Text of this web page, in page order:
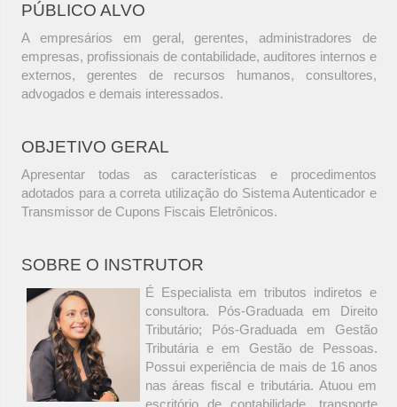
PÚBLICO ALVO
A empresários em geral, gerentes, administradores de
empresas, profissionais de contabilidade, auditores internos e
externos, gerentes de recursos humanos, consultores,
advogados e demais interessados.
OBJETIVO GERAL
Apresentar todas as características e procedimentos
adotados para a correta utilização do Sistema Autenticador e
Transmissor de Cupons Fiscais Eletrônicos.
SOBRE O INSTRUTOR
É Especialista em tributos indiretos e
consultora. Pós-Graduada em Direito
Tributário; Pós-Graduada em Gestão
Tributária e em Gestão de Pessoas.
Possui experiência de mais de 16 anos
nas áreas fiscal e tributária. Atuou em